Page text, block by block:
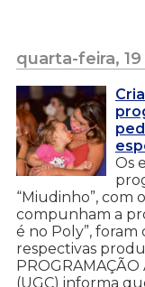
quarta-feira,
Os
“Miudinho”, com
compunham a
é no Poly”, foram
respectivas
(UGC) informa